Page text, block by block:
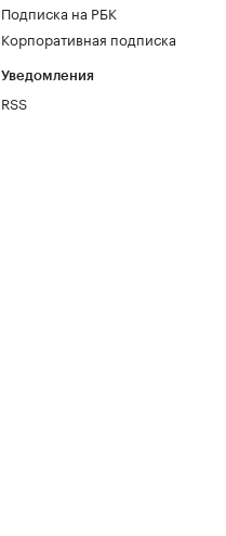
Подписка на РБК
Корпоративная подписка
Уведомления
RSS